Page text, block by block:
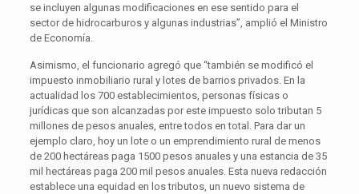
se incluyen algunas modificaciones en ese sentido para el
sector de hidrocarburos y algunas industrias”, amplió el Ministro
de Economía.
Asimismo, el funcionario agregó que “también se modificó el
impuesto inmobiliario rural y lotes de barrios privados. En la
actualidad los 700 establecimientos, personas físicas o
jurídicas que son alcanzadas por este impuesto solo tributan 5
millones de pesos anuales, entre todos en total. Para dar un
ejemplo claro, hoy un lote o un emprendimiento rural de menos
de 200 hectáreas paga 1500 pesos anuales y una estancia de 35
mil hectáreas paga 200 mil pesos anuales. Esta nueva redacción
establece una equidad en los tributos, un nuevo sistema de